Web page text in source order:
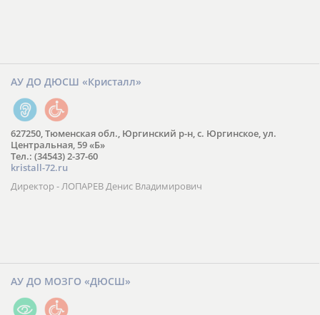
АУ ДО ДЮСШ «Кристалл»
627250, Тюменская обл., Юргинский р-н, с. Юргинское, ул.
Центральная, 59 «Б»
Тел.: (34543) 2-37-60
kristall-72.ru
Директор - ЛОПАРЕВ Денис Владимирович
АУ ДО МОЗГО «ДЮСШ»